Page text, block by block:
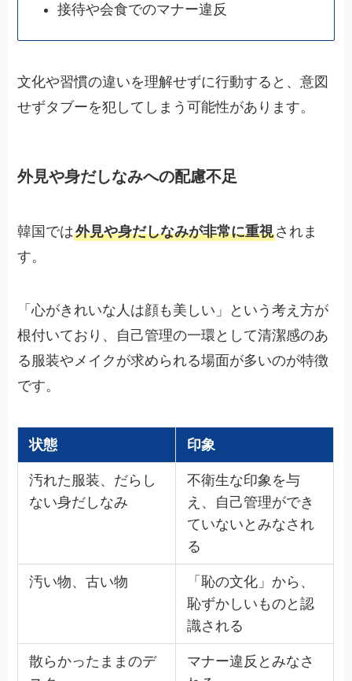
接待や会食でのマナー違反
文化や習慣の違いを理解せずに行動すると、意図
せずタブーを犯してしまう可能性があります。
外見や身だしなみへの配慮不足
韓国では外見や身だしなみが非常に重視されま
す。
「心がきれいな人は顔も美しい」という考え方が
根付いており、自己管理の一環として清潔感のあ
る服装やメイクが求められる場面が多いのが特徴
です。
状態 印象
汚れた服装、だらし
ない身だしなみ
不衛生な印象を与
え、自己管理ができ
ていないとみなされ
る
汚い物、古い物
「恥の文化」から、
恥ずかしいものと認
識される
散らかったままのデ
マナー違反とみなさ